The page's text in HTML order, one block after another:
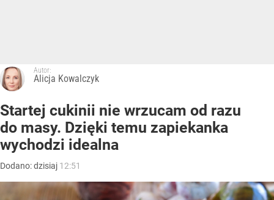
Autor:
Alicja Kowalczyk
Startej cukinii nie wrzucam od razu
do masy. Dzięki temu zapiekanka
wychodzi idealna
Dodano:dzisiaj 12:51